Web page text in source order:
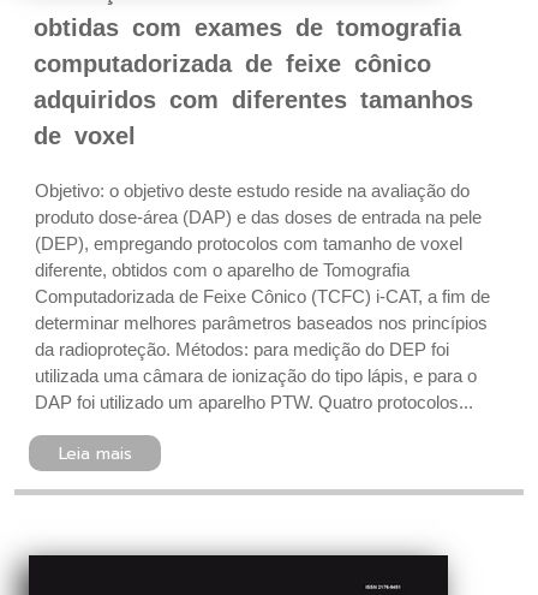
obtidas com exames de tomografia
computadorizada de feixe cônico
adquiridos com diferentes tamanhos
de voxel
Objetivo: o objetivo deste estudo reside na avaliação do
produto dose-área (DAP) e das doses de entrada na pele
(DEP), empregando protocolos com tamanho de voxel
diferente, obtidos com o aparelho de Tomografia
Computadorizada de Feixe Cônico (TCFC) i-CAT, a fim de
determinar melhores parâmetros baseados nos princípios
da radioproteção. Métodos: para medição do DEP foi
utilizada uma câmara de ionização do tipo lápis, e para o
DAP foi utilizado um aparelho PTW. Quatro protocolos...
Leia mais